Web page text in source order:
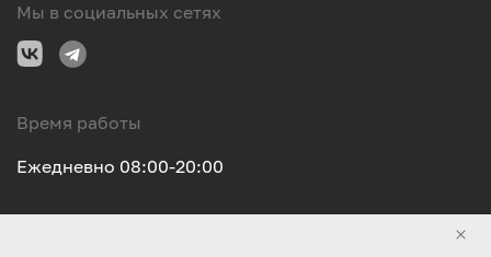
Мы в социальных сетях
Время работы
Ежедневно 08:00-20:00